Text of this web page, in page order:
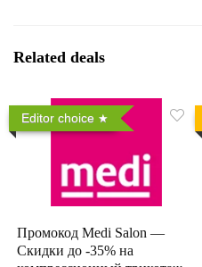
Related deals
Editor choice
Промокод Medi Salon —
Скидки до -35% на